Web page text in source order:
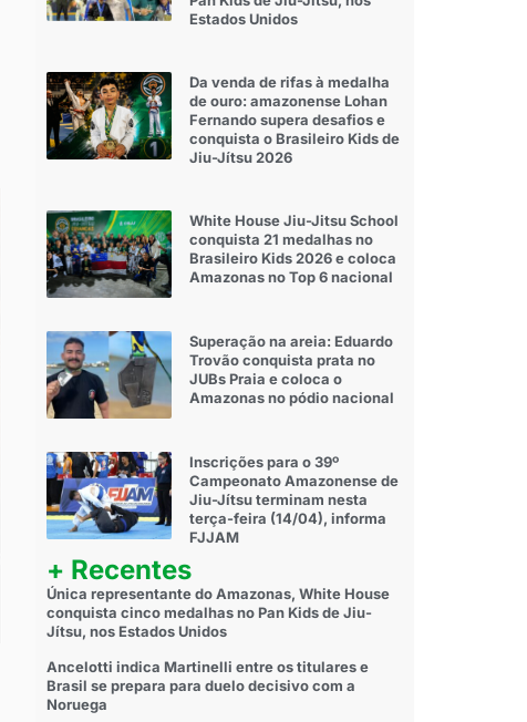
Estados Unidos
Da venda de rifas à medalha
de ouro: amazonense Lohan
Fernando supera desafios e
conquista o Brasileiro Kids de
Jiu-Jítsu 2026
White House Jiu-Jitsu School
conquista 21 medalhas no
Brasileiro Kids 2026 e coloca
Amazonas no Top 6 nacional
Superação na areia: Eduardo
Trovão conquista prata no
JUBs Praia e coloca o
Amazonas no pódio nacional
Inscrições para o 39º
Campeonato Amazonense de
Jiu-Jítsu terminam nesta
terça-feira (14/04), informa
FJJAM
+ Recentes
Única representante do Amazonas, White House
conquista cinco medalhas no Pan Kids de Jiu-
Jítsu, nos Estados Unidos
Ancelotti indica Martinelli entre os titulares e
Brasil se prepara para duelo decisivo com a
Noruega